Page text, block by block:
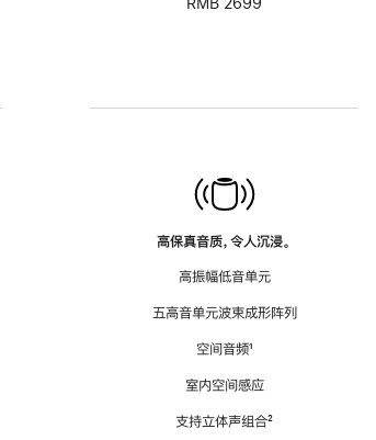
高保真音质，令人沉浸。
高振幅低音单元
五高音单元波束成形阵列
空间音频脚
¹
室内空间感应
支持立体声组合脚
²